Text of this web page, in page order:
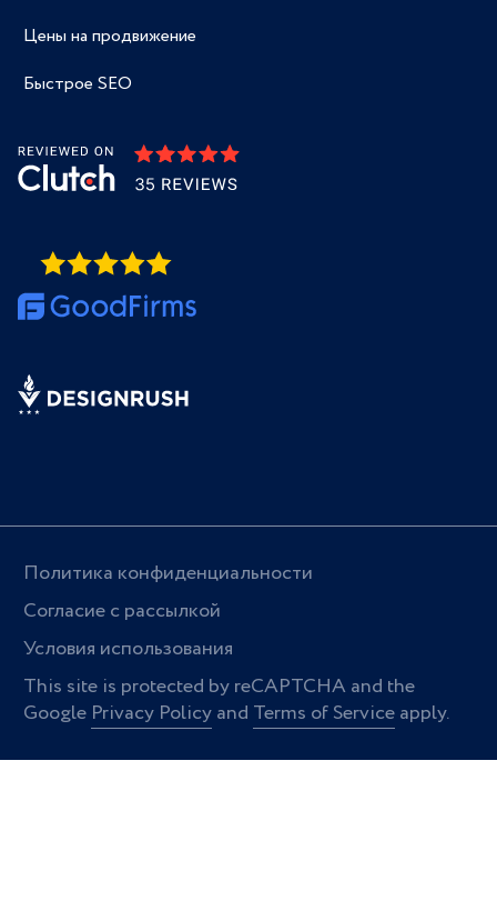
Цены на продвижение
Быстрое SEO
Политика конфиденциальности
Согласие с рассылкой
Условия использования
This site is protected by reCAPTCHA and the
Google Privacy Policyand Terms of Serviceapply.